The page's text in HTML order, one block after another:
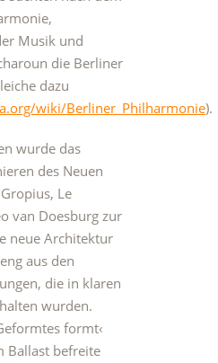
Musik und
die Berliner
dazu
wiki/Berliner_Philharmonie).
wurde das
des Neuen
Le
van Doesburg zur
neue Architektur
aus den
die in klaren
wurden.
formt‹
Ballast befreite